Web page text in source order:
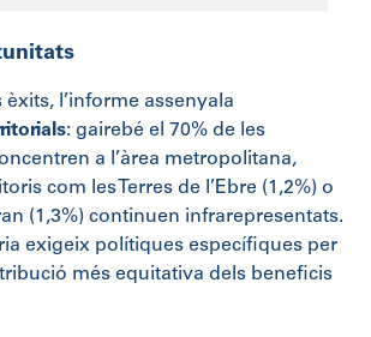
l’informe assenyala
: gairebé el 70% de les
a l’àrea metropolitana,
com les Terres de l’Ebre (1,2%) o
(1,3%) continuen infrarepresentats.
exigeix polítiques específiques per
més equitativa dels beneficis